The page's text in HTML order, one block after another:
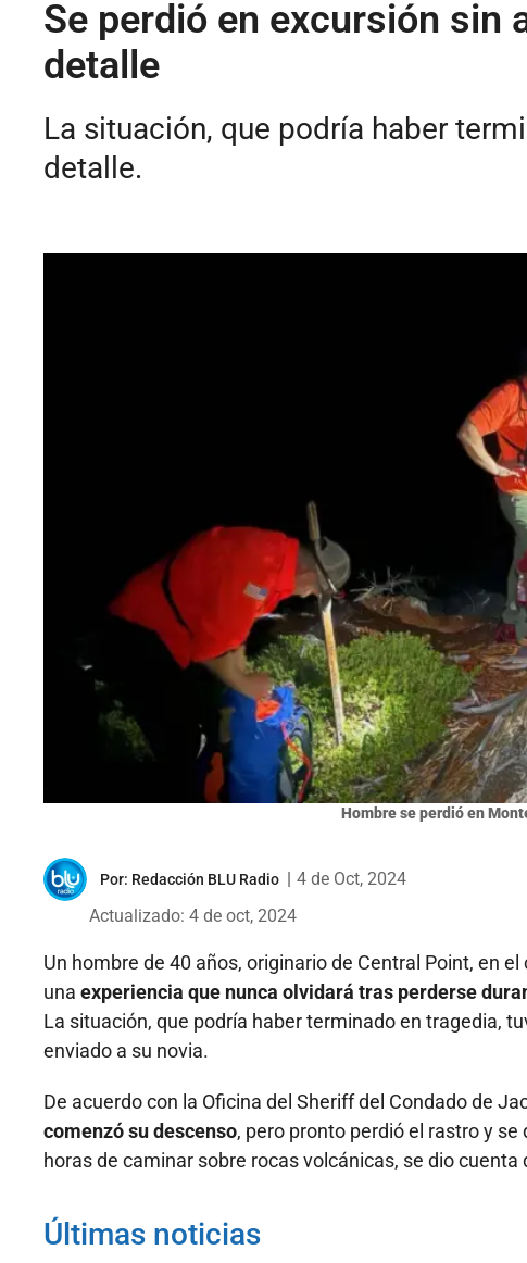
Se perdió en excursión sin
detalle
La situación, que podría haber
detalle.
Hombre se perdió en
Por: Redacción BLU Radio
4 de Oct, 2024
Actualizado: 4 de oct, 2024
Un hombre de 40 años, originario de Central Point, en
una experiencia que nunca olvidará tras perderse
La situación, que podría haber terminado en tragedia,
enviado a su novia.
De acuerdo con la Oficina del Sheriff del Condado de
comenzó su descenso, pero pronto perdió el rastro y
horas de caminar sobre rocas volcánicas, se dio cuenta
Últimas noticias